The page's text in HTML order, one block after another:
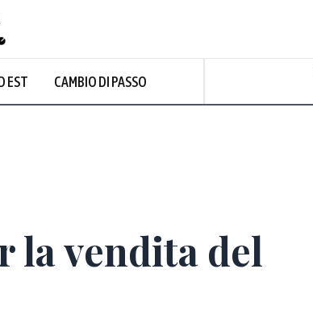
EST CAMBIO DI PASSO
Nuvoloso
la vendita del